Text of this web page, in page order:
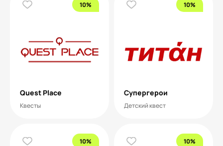
10%
Quest Place
Квесты
10%
Супергерои
Детский квест
10% 10%